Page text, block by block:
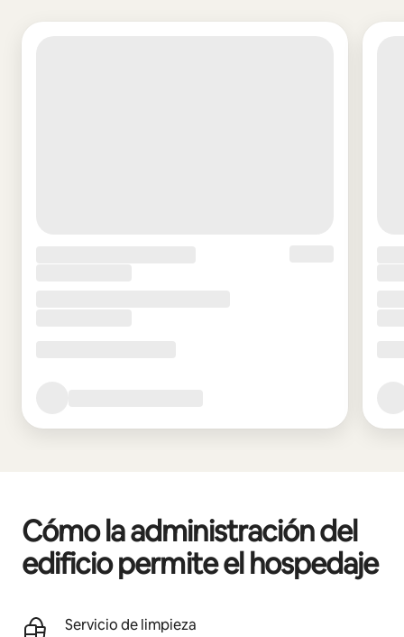
Cómo la administración del
edificio permite el hospedaje
Servicio de limpieza